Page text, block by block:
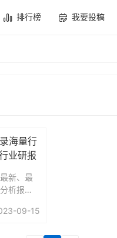
排行榜 我要投稿
海量行
业研报
新、最
析报
PDF、W
09-15